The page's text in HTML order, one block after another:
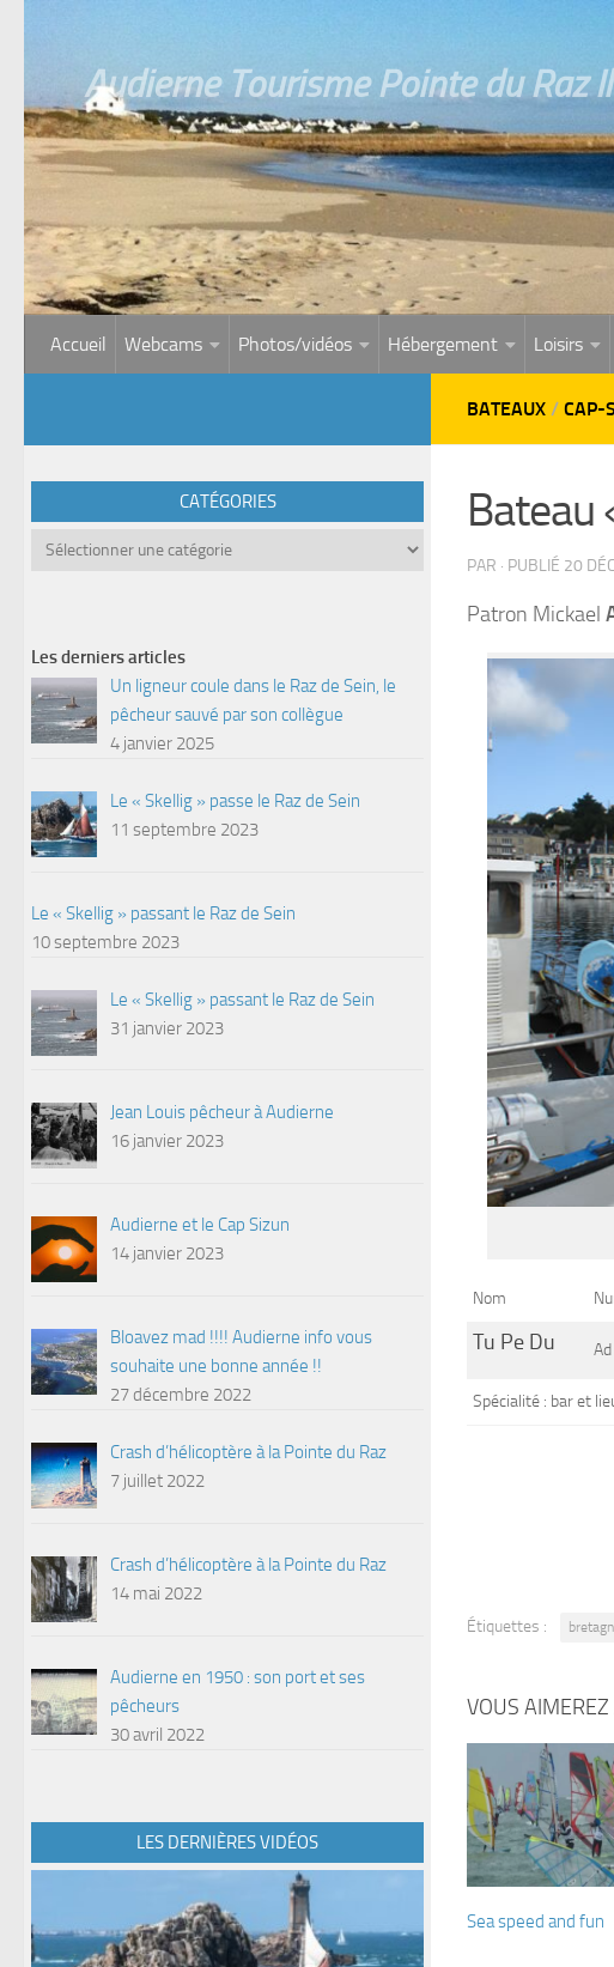
Audierne Tourisme Pointe du Raz
Accueil Webcams Photos/vidéos Hébergement Loisirs
BATEAUX / CAP-
Bateau
PAR · PUBLIÉ 20
Patron Mickael
Nom
Tu Pe Du
Spécialité : bar et
Étiquettes :
VOUS AIMEREZ
Sea speed and fun
CATÉGORIES
Catégories
Les derniers articles
Un ligneur coule dans le Raz de Sein, le
pêcheur sauvé par son collègue
4 janvier 2025
Le « Skellig » passe le Raz de Sein
11 septembre 2023
Le « Skellig » passant le Raz de Sein
10 septembre 2023
Le « Skellig » passant le Raz de Sein
31 janvier 2023
Jean Louis pêcheur à Audierne
16 janvier 2023
Audierne et le Cap Sizun
14 janvier 2023
Bloavez mad !!!! Audierne info vous
souhaite une bonne année !!
27 décembre 2022
Crash d’hélicoptère à la Pointe du Raz
7 juillet 2022
Crash d’hélicoptère à la Pointe du Raz
14 mai 2022
Audierne en 1950 : son port et ses
pêcheurs
30 avril 2022
LES DERNIÈRES VIDÉOS